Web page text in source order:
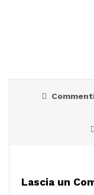
Lascia un